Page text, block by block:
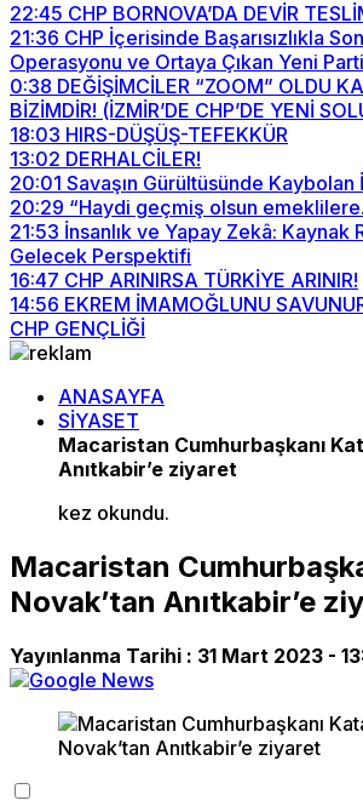
22:45 CHP BORNOVA’DA DEVİR
21:36 CHP İçerisinde Başarısızlıkla
Operasyonu ve Ortaya Çıkan Yeni Parti
0:38 DEĞİŞİMCİLER “ZOOM” OLDU
BİZİMDİR! (İZMİR’DE CHP’DE YENİ
18:03 HIRS-DÜŞÜŞ-TEFEKKÜR
13:02 DERHALCİLER!
20:01 Savaşın Gürültüsünde Kaybolan
20:29 “Haydi geçmiş olsun
21:53 İnsanlık ve Yapay Zekâ: Kaynak
Gelecek Perspektifi
16:47 CHP ARINIRSA TÜRKİYE ARINIR!
14:56 EKREM İMAMOĞLUNU
CHP GENÇLİĞİ
ANASAYFA
SİYASET
Macaristan Cumhurbaşkanı
Anıtkabir’e ziyaret
kez okundu.
Macaristan
Novak’tan Anıtkabir’e
Yayınlanma Tarihi : 31 Mart 2023 -